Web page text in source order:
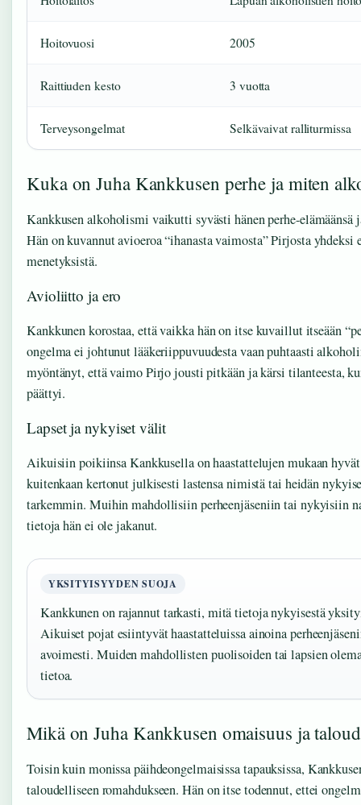
Hoitovuosi 2005
Raittiuden kesto 3 vuotta
Terveysongelmat Selkävaivat ralliturmissa
Kuka on Juha Kankkusen perhe ja miten
Kankkusen alkoholismi vaikutti syvästi hänen perhe-
Hän on kuvannut avioeroa “ihanasta vaimosta” Pirjosta yhdeksi
menetyksistä.
Avioliitto ja ero
Kankkunen korostaa, että vaikka hän on itse kuvaillut itseään
ongelma ei johtunut lääkeriippuvuudesta vaan puhtaasti
myöntänyt, että vaimo Pirjo jousti pitkään ja kärsi tilanteesta,
päättyi.
Lapset ja nykyiset välit
Aikuisiin poikiinsa Kankkusella on haastattelujen mukaan
kuitenkaan kertonut julkisesti lastensa nimistä tai heidän
tarkemmin. Muihin mahdollisiin perheenjäseniin tai nykyisiin
tietoja hän ei ole jakanut.
YKSITYISYYDEN SUOJA
Kankkunen on rajannut tarkasti, mitä tietoja nykyisestä
Aikuiset pojat esiintyvät haastatteluissa ainoina
avoimesti. Muiden mahdollisten puolisoiden tai lapsien
tietoa.
Mikä on Juha Kankkusen omaisuus ja
Toisin kuin monissa päihdeongelmaisissa tapauksissa,
taloudelliseen romahdukseen. Hän on itse todennut, ettei